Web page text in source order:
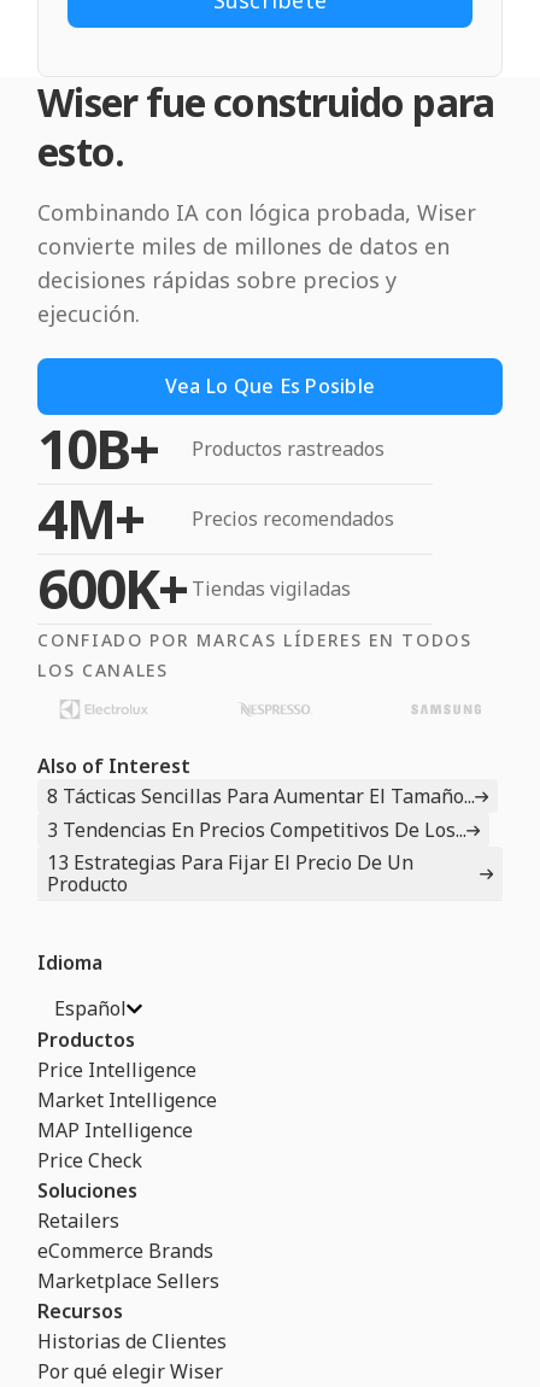
Wiser fue construido para
esto.
Combinando IA con lógica probada, Wiser
convierte miles de millones de datos en
decisiones rápidas sobre precios y
ejecución.
Vea Lo Que Es Posible
10B+ Productos rastreados
4M+ Precios recomendados
600K+ Tiendas vigiladas
CONFIADO POR MARCAS LÍDERES EN TODOS
LOS CANALES
Also of Interest
8 Tácticas Sencillas Para Aumentar El Tamaño...
3 Tendencias En Precios Competitivos De Los...
13 Estrategias Para Fijar El Precio De Un
Producto
Idioma
Español
Productos
Price Intelligence
Market Intelligence
MAP Intelligence
Price Check
Soluciones
Retailers
eCommerce Brands
Marketplace Sellers
Recursos
Historias de Clientes
Por qué elegir Wiser